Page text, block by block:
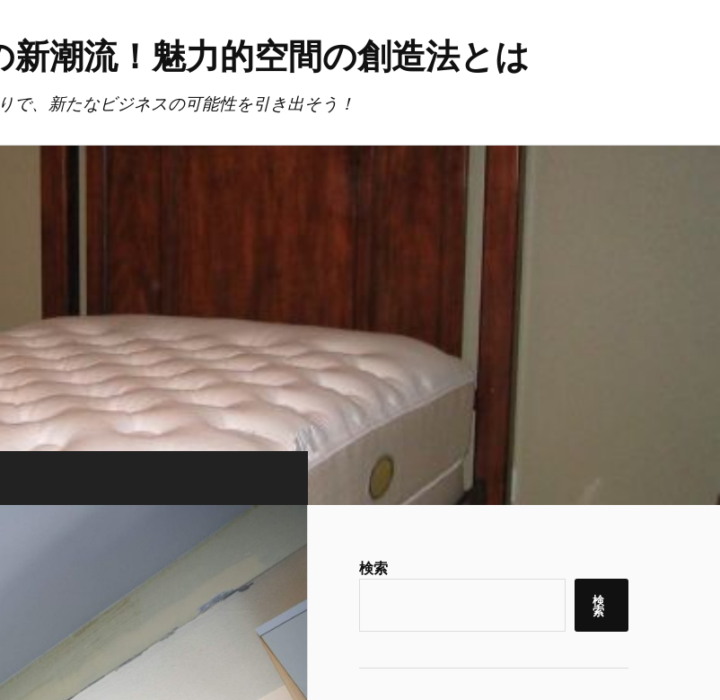
潮流！魅力的空間の創造法とは
で、新たなビジネスの可能性を引き出そう！
検索
検
索